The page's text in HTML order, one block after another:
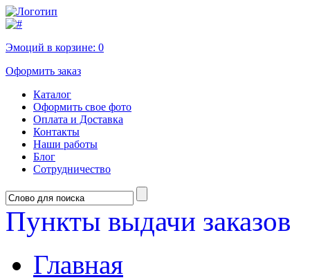
Эмоций в корзине: 0
Оформить заказ
Каталог
Оформить свое фото
Оплата и Доставка
Контакты
Наши работы
Блог
Сотрудничество
Пункты выдачи заказов
Главная